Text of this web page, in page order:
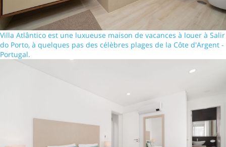
Villa Atlântico est une luxueuse maison de vacances à louer à Salir
do Porto, à quelques pas des célèbres plages de la Côte d'Argent -
Portugal.